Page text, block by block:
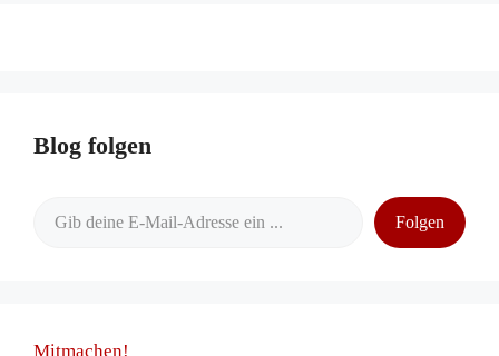
Blog folgen
Folgen
Mitmachen!